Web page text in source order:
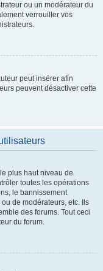
ou un modérateur du
verrouiller vos
peut insérer afin
peuvent désactiver cette
plus haut niveau de
toutes les opérations
le bannissement
de modérateurs, etc. Ils
des forums. Tout ceci
du forum.